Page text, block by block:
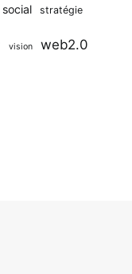
social stratégie
vision web2.0